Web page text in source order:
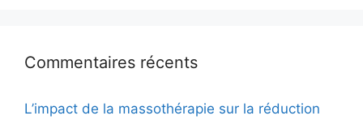
Commentaires récents
L’impact de la massothérapie sur la réduction